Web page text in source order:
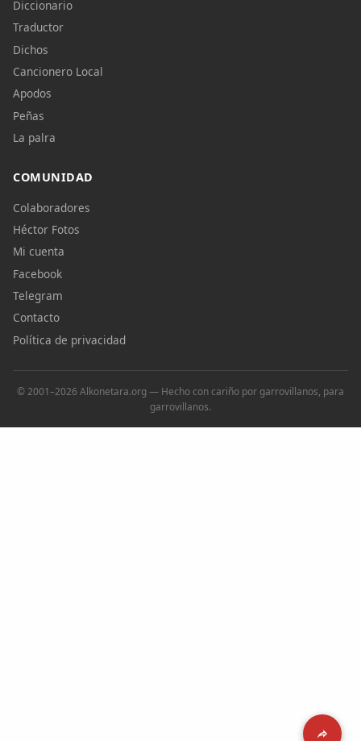
Diccionario
Traductor
Dichos
Cancionero Local
Apodos
Peñas
La palra
COMUNIDAD
Colaboradores
Héctor Fotos
Mi cuenta
Facebook
Telegram
Contacto
Política de privacidad
© 2001–2026 Alkonetara.org — Hecho con cariño por garrovillanos, para
garrovillanos.